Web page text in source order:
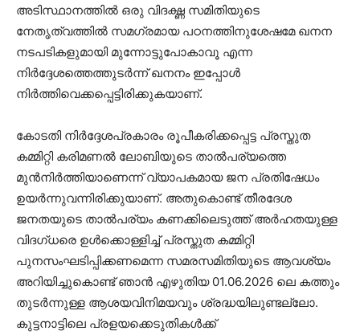
അടിസ്ഥാനത്തില്‍ ഒരു വിദഗ്ദ്ധ സമിതിയുടെ
നേതൃത്വത്തില്‍ സമഗ്രമായ പഠനത്തിനുശേഷമേ ഖനന
നടപടികളുമായി മുന്നോട്ടുപോകാവൂ എന്ന
നിര്‍ദ്ദേശത്തെത്തുടര്‍ന്ന് ഖനനം ഇപ്പോള്‍
നിര്‍ത്തിവെക്കപ്പെട്ടിരിക്കുകയാണ്.
കോടതി നിര്‍ദ്ദേശപ്രകാരം രൂപീകരിക്കപ്പെട്ട പ്രസ്തുത
കമ്മിറ്റി കരിമണല്‍ ലോബിയുടെ താല്‍പര്യത്തെ
മുന്‍നിര്‍ത്തിയാണെന്ന് വ്യാപകമായ ജന പ്രതിഷേധം
ഉയര്‍ന്നുവന്നിരിക്കുയാണ്. അതുകൊണ്ട് തീരദേശ
ജനതയുടെ താല്‍പര്യം കണക്കിലെടുത്ത് അര്‍ഹതയുള്ള
വിദഗ്ധരെ ഉള്‍ക്കൊള്ളിച്ച് പ്രസ്തുത കമ്മിറ്റി
പുനസംഘടിപ്പിക്കണമെന്ന സമരസമിതിയുടെ ആവശ്യം
അറിയിച്ചുകൊണ്ട് ഞാന്‍ എഴുതിയ 01.06.2026 ലെ കത്തും
തുടര്‍ന്നുള്ള ആശയവിനിമയവും ശ്രദ്ധയിലുണ്ടല്ലോ.
കുട്ടനാട്ടിലെ പ്രളയക്കെടുതികള്‍ക്ക്